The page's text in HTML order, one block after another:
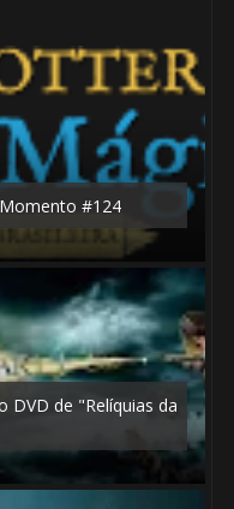
#124
DVD de "Relíquias da